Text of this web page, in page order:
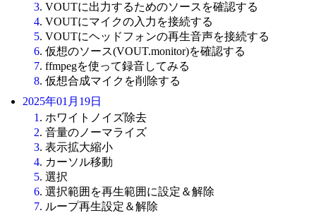
3. VOUTに出力するためのソースを確認する
4. VOUTにマイクの入力を接続する
5. VOUTにヘッドフォンの再生音声を接続する
6. 仮想のソース(VOUT.monitor)を確認する
7. ffmpegを使って録音してみる
8. 仮想合成マイクを削除する
2025年01月19日
1 . ホワイトノイズ除去
2. 音量のノーマライズ
3. 表示拡大縮小
4. カーソル移動
5. 選択
6. 選択範囲を再生範囲に設定＆解除
7. ループ再生設定＆解除